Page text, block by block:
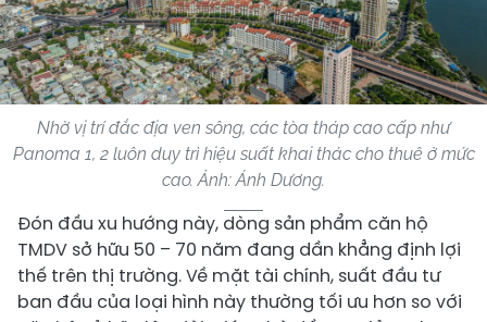
Nhờ vị trí đắc địa ven sông, các tòa tháp cao cấp như
Panoma 1, 2 luôn duy trì hiệu suất khai thác cho thuê ở mức
cao. Ảnh: Ánh Dương.
​Đón đầu xu hướng này, dòng sản phẩm căn hộ
TMDV sở hữu 50 – 70 năm đang dần khẳng định lợi
thế trên thị trường. Về mặt tài chính, suất đầu tư
ban đầu của loại hình này thường tối ưu hơn so với